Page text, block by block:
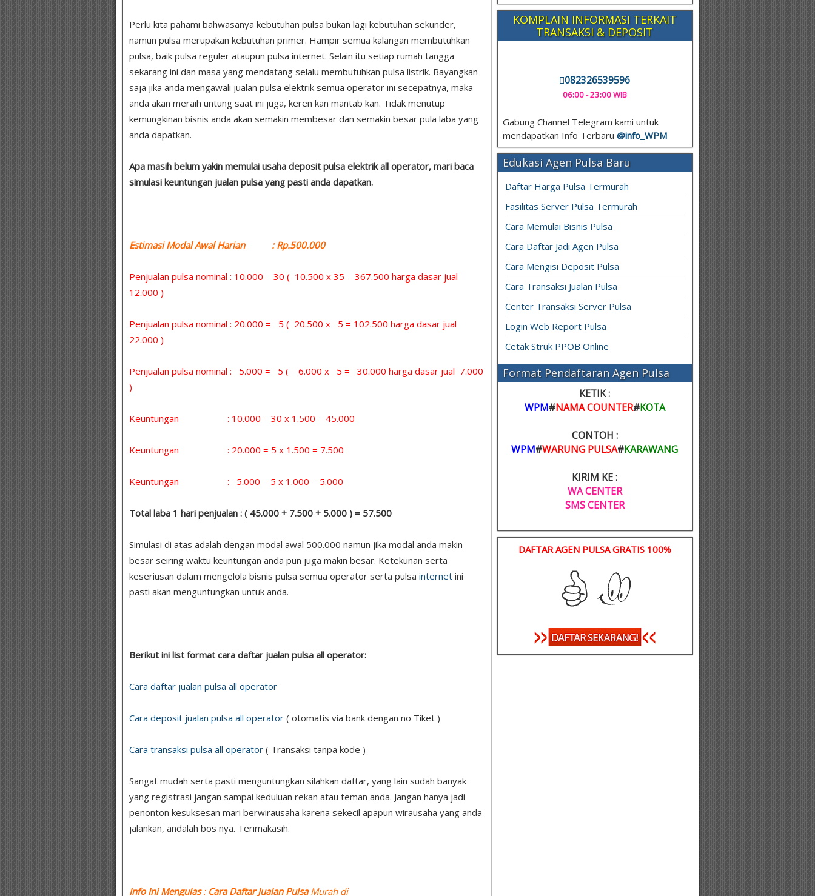
Perlu kita pahami bahwasanya kebutuhan pulsa bukan lagi kebutuhan sekunder,
namun pulsa merupakan kebutuhan primer. Hampir semua kalangan membutuhkan
pulsa, baik pulsa reguler ataupun pulsa internet. Selain itu setiap rumah tangga
sekarang ini dan masa yang mendatang selalu membutuhkan pulsa listrik. Bayangkan
saja jika anda mengawali jualan pulsa elektrik semua operator ini secepatnya, maka
anda akan meraih untung saat ini juga, keren kan mantab kan. Tidak menutup
kemungkinan bisnis anda akan semakin membesar dan semakin besar pula laba yang
anda dapatkan.
Apa masih belum yakin memulai usaha deposit pulsa elektrik all operator, mari baca
simulasi keuntungan jualan pulsa yang pasti anda dapatkan.
Estimasi Modal Awal Harian : Rp.500.000
Penjualan pulsa nominal : 10.000 = 30 ( 10.500 x 35 = 367.500 harga dasar jual
12.000 )
Penjualan pulsa nominal : 20.000 = 5 ( 20.500 x 5 = 102.500 harga dasar jual
22.000 )
Penjualan pulsa nominal : 5.000 = 5 ( 6.000 x 5 = 30.000 harga dasar jual 7.000
)
Keuntungan : 10.000 = 30 x 1.500 = 45.000
Keuntungan : 20.000 = 5 x 1.500 = 7.500
Keuntungan : 5.000 = 5 x 1.000 = 5.000
Total laba 1 hari penjualan : ( 45.000 + 7.500 + 5.000 ) = 57.500
Simulasi di atas adalah dengan modal awal 500.000 namun jika modal anda makin
besar seiring waktu keuntungan anda pun juga makin besar. Ketekunan serta
keseriusan dalam mengelola bisnis pulsa semua operator serta pulsa internet ini
pasti akan menguntungkan untuk anda.
Berikut ini list format cara daftar jualan pulsa all operator:
Cara daftar jualan pulsa all operator
Cara deposit jualan pulsa all operator ( otomatis via bank dengan no Tiket )
Cara transaksi pulsa all operator ( Transaksi tanpa kode )
Sangat mudah serta pasti menguntungkan silahkan daftar, yang lain sudah banyak
yang registrasi jangan sampai keduluan rekan atau teman anda. Jangan hanya jadi
penonton kesuksesan mari berwirausaha karena sekecil apapun wirausaha yang anda
jalankan, andalah bos nya. Terimakasih.
Info Ini Mengulas: Cara Daftar Jualan PulsaMurah di
KOMPLAIN INFORMASI TERKAIT
TRANSAKSI & DEPOSIT
082326539596
06:00 - 23:00 WIB
Gabung Channel Telegram kami untuk
mendapatkan Info Terbaru @info_ WPM
Edukasi Agen Pulsa Baru
Daftar Harga Pulsa Termurah
Fasilitas Server Pulsa Termurah
Cara Memulai Bisnis Pulsa
Cara Daftar Jadi Agen Pulsa
Cara Mengisi Deposit Pulsa
Cara Transaksi Jualan Pulsa
Center Transaksi Server Pulsa
Login Web Report Pulsa
Cetak Struk PPOB Online
Format Pendaftaran Agen Pulsa
KETIK :
WPM#NAMA COUNTER#KOTA
CONTOH :
WPM#WARUNG PULSA#KARAWANG
KIRIM KE :
WA CENTER
SMS CENTER
DAFTAR AGEN PULSA GRATIS 100%